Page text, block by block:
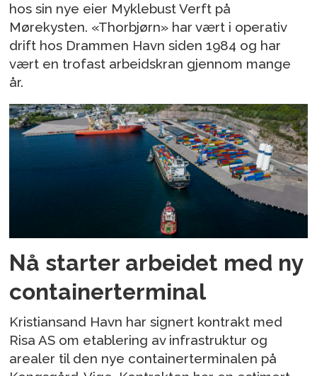
hos sin nye eier Myklebust Verft på
Mørekysten. «Thorbjørn» har vært i operativ
drift hos Drammen Havn siden 1984 og har
vært en trofast arbeidskran gjennom mange
år.
Nå starter arbeidet med ny
containerterminal
Kristiansand Havn har signert kontrakt med
Risa AS om etablering av infrastruktur og
arealer til den nye containerterminalen på